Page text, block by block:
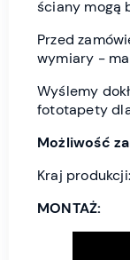
ściany mogą
Przed
wymiary -
Wyślemy
fototapety
Możliwość
Kraj
MONTAŻ: